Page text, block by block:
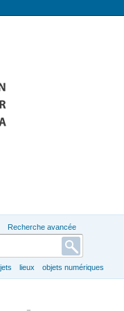
Recherche avancée
lieux objets numériques